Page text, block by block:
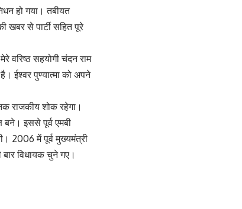
हो गया। तबीयत
खबर से पार्टी सहित पूरे
वरिष्ठ सहयोगी चंदन राम
ईश्वर पुण्यात्मा को अपने
राजकीय शोक रहेगा।
बने। इससे पूर्व एमबी
2006 में पूर्व मुख्यमंत्री
विधायक चुने गए।